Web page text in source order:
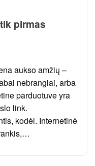
pirmas
aukso amžių –
nebrangiai, arba
parduotuve yra
link.
kodėl. Internetinė